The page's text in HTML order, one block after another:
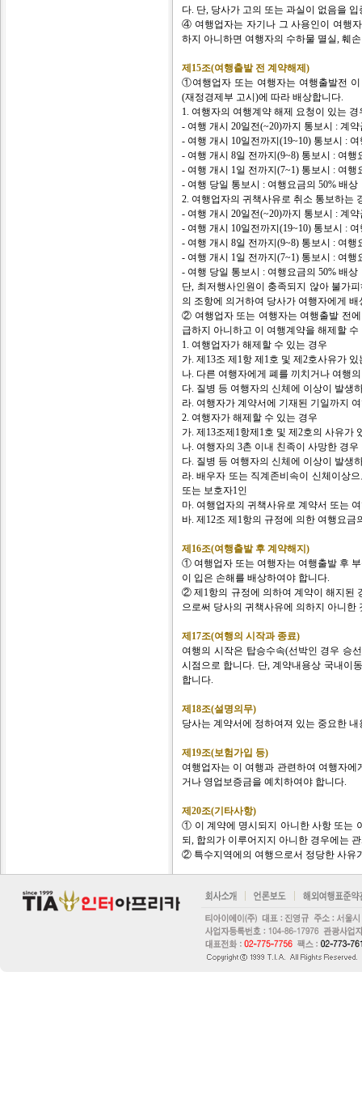
다. 단, 당사가 고의 또는 과실이 없음을
④ 여행업자는 자기나 그 사용인이 여행
하지 아니하면 여행자의 수하물 멸실, 훼
제15조(여행출발 전 계약해제)
①여행업자 또는 여행자는 여행출발전
(재정경제부 고시)에 따라 배상합니다.
1. 여행자의 여행계약 해제 요청이 있는
- 여행 개시 20일전(~20)까지 통보시 : 계
- 여행 개시 10일전까지(19~10) 통보시 :
- 여행 개시 8일 전까지(9~8) 통보시 : 여행
- 여행 개시 1일 전까지(7~1) 통보시 : 여행
- 여행 당일 통보시 : 여행요금의 50% 배상
2. 여행업자의 귀책사유로 취소 통보하는
- 여행 개시 20일전(~20)까지 통보시 : 계
- 여행 개시 10일전까지(19~10) 통보시 :
- 여행 개시 8일 전까지(9~8) 통보시 : 여행
- 여행 개시 1일 전까지(7~1) 통보시 : 여행
- 여행 당일 통보시 : 여행요금의 50% 배상
단, 최저행사인원이 충족되지 않아 불가
의 조항에 의거하여 당사가 여행자에게 배
② 여행업자 또는 여행자는 여행출발 전
급하지 아니하고 이 여행계약을 해제할 수
1. 여행업자가 해제할 수 있는 경우
가. 제13조 제1항 제1호 및 제2호사유가 있
나. 다른 여행자에게 폐를 끼치거나 여행
다. 질병 등 여행자의 신체에 이상이 발생
라. 여행자가 계약서에 기재된 기일까지
2. 여행자가 해제할 수 있는 경우
가. 제13조제1항제1호 및 제2호의 사유가
나. 여행자의 3촌 이내 친족이 사망한 경우
다. 질병 등 여행자의 신체에 이상이 발생
라. 배우자 또는 직계존비속이 신체이상
또는 보호자1인
마. 여행업자의 귀책사유로 계약서 또는
바. 제12조 제1항의 규정에 의한 여행요
제16조(여행출발 후 계약해지)
① 여행업자 또는 여행자는 여행출발 후
이 입은 손해를 배상하여야 합니다.
② 제1항의 규정에 의하여 계약이 해지된
으로써 당사의 귀책사유에 의하지 아니한
제17조(여행의 시작과 종료)
여행의 시작은 탑승수속(선박인 경우 승
시점으로 합니다. 단, 계약내용상 국내이
합니다.
제18조(설명의무)
당사는 계약서에 정하여져 있는 중요한
제19조(보험가입 등)
여행업자는 이 여행과 관련하여 여행자
거나 영업보증금을 예치하여야 합니다.
제20조(기타사항)
① 이 계약에 명시되지 아니한 사항 또는
되, 합의가 이루어지지 아니한 경우에는
② 특수지역에의 여행으로서 정당한 사유